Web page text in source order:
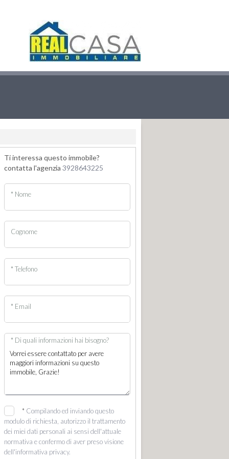
Ti interessa questo immobile?
contatta l'agenzia 3928643225
* Nome
Cognome
* Telefono
* Email
* Di quali informazioni hai bisogno?
* Compilando ed inviando questo
modulo di richiesta, autorizzo il trattamento
dei miei dati personali ai sensi dell'attuale
normativa e confermo di aver preso visione
dell'informativa privacy.